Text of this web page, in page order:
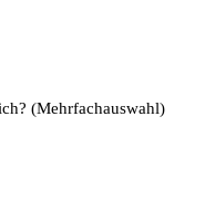
(Mehrfachauswahl)